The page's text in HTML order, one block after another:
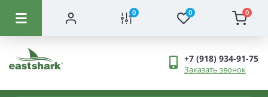
0 0 0
+7 (918) 934-91-75
Заказать звонок